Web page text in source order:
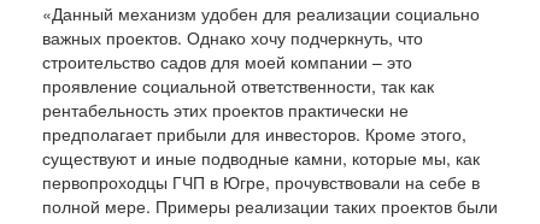
«Данный механизм удобен для реализации социально
важных проектов. Однако хочу подчеркнуть, что
строительство садов для моей компании – это
проявление социальной ответственности, так как
рентабельность этих проектов практически не
предполагает прибыли для инвесторов. Кроме этого,
существуют и иные подводные камни, которые мы, как
первопроходцы ГЧП в Югре, прочувствовали на себе в
полной мере. Примеры реализации таких проектов были